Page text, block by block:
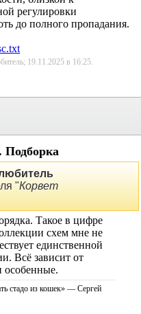
регулировки
до полного пропадания.
19.11.2025 в 16:25.
Подборка
"Корвет
Такое в цифре
схем мне не
единственной
Всё зависит от
особенные.
стадо из кошек» — Сергей